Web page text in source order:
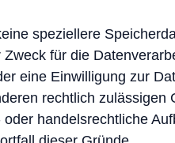
speziellere
für die
eine Einwilligung zur
rechtlich zulässigen
handelsrechtliche